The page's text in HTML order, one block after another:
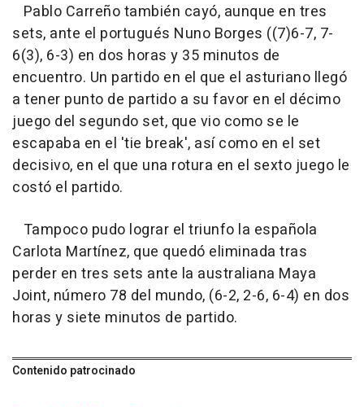
Pablo Carreño también cayó, aunque en tres
sets, ante el portugués Nuno Borges ((7)6-7, 7-
6(3), 6-3) en dos horas y 35 minutos de
encuentro. Un partido en el que el asturiano llegó
a tener punto de partido a su favor en el décimo
juego del segundo set, que vio como se le
escapaba en el 'tie break', así como en el set
decisivo, en el que una rotura en el sexto juego le
costó el partido.
Tampoco pudo lograr el triunfo la española
Carlota Martínez, que quedó eliminada tras
perder en tres sets ante la australiana Maya
Joint, número 78 del mundo, (6-2, 2-6, 6-4) en dos
horas y siete minutos de partido.
Contenido patrocinado